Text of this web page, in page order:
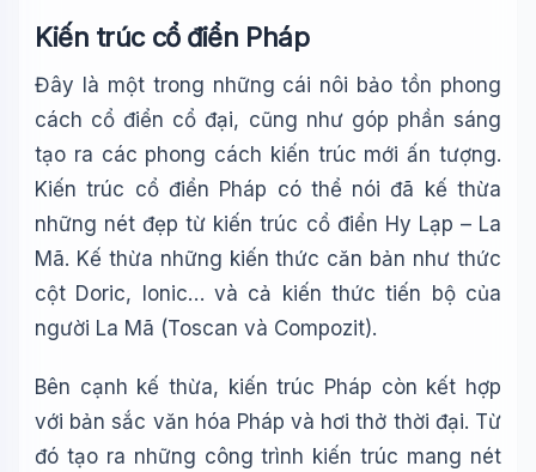
Kiến trúc cổ điển Pháp
Đây là một trong những cái nôi bảo tồn phong
cách cổ điển cổ đại, cũng như góp phần sáng
tạo ra các phong cách kiến trúc mới ấn tượng.
Kiến trúc cổ điển Pháp có thể nói đã kế thừa
những nét đẹp từ kiến trúc cổ điển Hy Lạp – La
Mã. Kế thừa những kiến thức căn bản như thức
cột Doric, Ionic… và cả kiến thức tiến bộ của
người La Mã (Toscan và Compozit).
Bên cạnh kế thừa, kiến trúc Pháp còn kết hợp
với bản sắc văn hóa Pháp và hơi thở thời đại. Từ
đó tạo ra những công trình kiến trúc mang nét